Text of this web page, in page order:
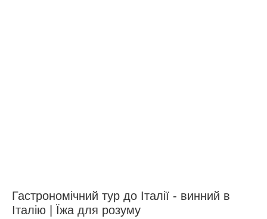
Гастрономічний тур до Італії - винний в
Італію | Їжа для розуму